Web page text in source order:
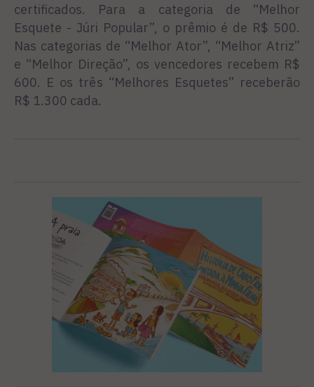
certificados. Para a categoria de “Melhor
Esquete - Júri Popular”, o prêmio é de R$ 500.
Nas categorias de “Melhor Ator”, “Melhor Atriz”
e “Melhor Direção”, os vencedores recebem R$
600. E os três “Melhores Esquetes” receberão
R$ 1.300 cada.